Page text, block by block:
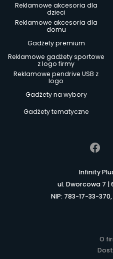
Reklamowe akcesoria dla
dzieci
Reklamowe akcesoria dla
domu
Gadżety premium
Reklamowe gadżety sportowe
z logo firmy
Reklamowe pendrive USB z
logo
Gadżety na wybory
Gadżety tematyczne
Infinity
ul. Dworcowa 7 |
NIP: 783-17-33-370,
O